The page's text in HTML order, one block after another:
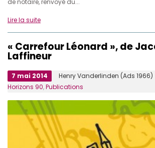
de notaire, renvoyé du...
Lire la suite
« Carrefour Léonard », de
Laffineur
7 mai 2014 Henry Vanderlinden (Ads 1966)
Horizons 90,Publications